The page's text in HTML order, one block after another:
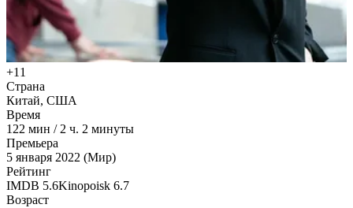
+11
Страна
Китай, США
Время
122 мин /2 ч. 2 минуты
Премьера
5 января 2022 (Мир)
Рейтинг
IMDB 5.6Kinopoisk 6.7
Возраст